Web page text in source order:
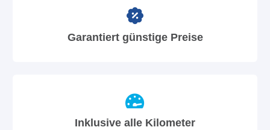
Garantiert günstige Preise
Inklusive alle Kilometer